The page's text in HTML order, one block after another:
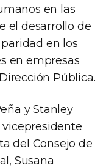
en las
el desarrollo de
en los
en empresas
Pública.
y Stanley
del Consejo de
Susana